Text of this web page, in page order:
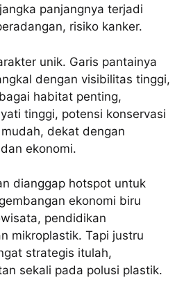
panjangnya terjadi
risiko kanker.
unik. Garis pantainya
dengan visibilitas tinggi,
habitat penting,
tinggi, potensi konservasi
dekat dengan
ekonomi.
dianggap hotspot untuk
ekonomi biru
pendidikan
mikroplastik. Tapi justru
strategis itulah,
sekali pada polusi plastik.